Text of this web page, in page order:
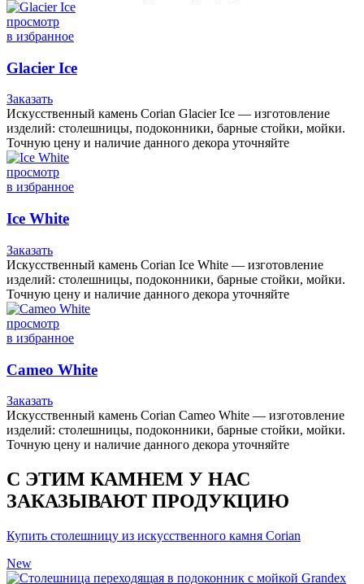
просмотр
в избранное
Glacier Ice
Заказать
Искусственный камень Corian Glacier Ice — изготовление
изделий: столешницы, подоконники, барные стойки, мойки.
Точную цену и наличие данного декора уточняйте
просмотр
в избранное
Ice White
Заказать
Искусственный камень Corian Ice White — изготовление
изделий: столешницы, подоконники, барные стойки, мойки.
Точную цену и наличие данного декора уточняйте
просмотр
в избранное
Cameo White
Заказать
Искусственный камень Corian Cameo White — изготовление
изделий: столешницы, подоконники, барные стойки, мойки.
Точную цену и наличие данного декора уточняйте
С ЭТИМ КАМНЕМ У НАС
ЗАКАЗЫВАЮТ ПРОДУКЦИЮ
Купить столешницу из искусственного камня Corian
New